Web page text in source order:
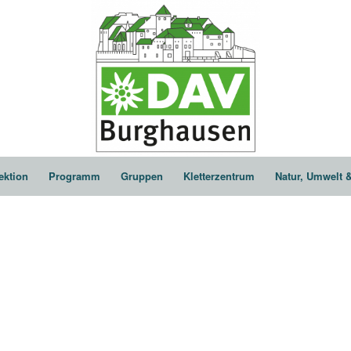
Programm Gruppen Kletterzentrum Natur, Umwelt